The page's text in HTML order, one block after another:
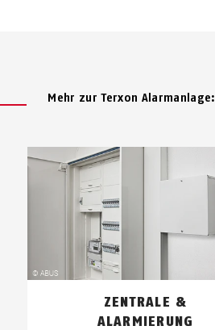
Mehr zur Terxon Alarmanlage:
ZENTRALE &
ALARMIERUNG